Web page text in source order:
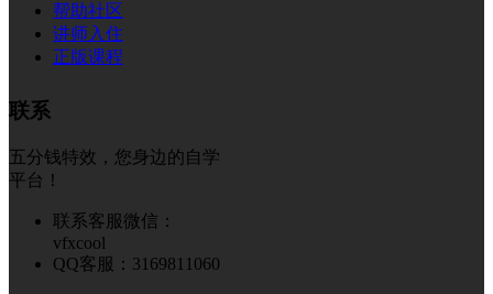
帮助社区
讲师入住
正版课程
联系
五分钱特效，您身边的自学
平台！
联系客服微信：
vfxcool
QQ客服：3169811060